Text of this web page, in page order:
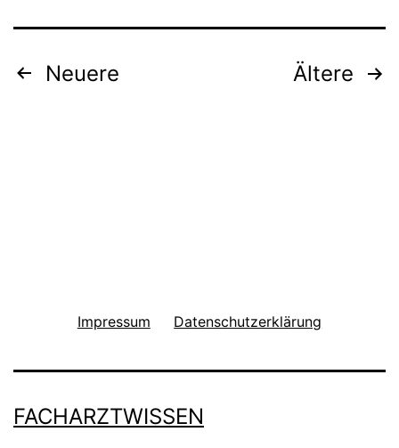
Seitennummerierung
Neuere Ältere
Impressum Datenschutzerklärung
FACHARZTWISSEN